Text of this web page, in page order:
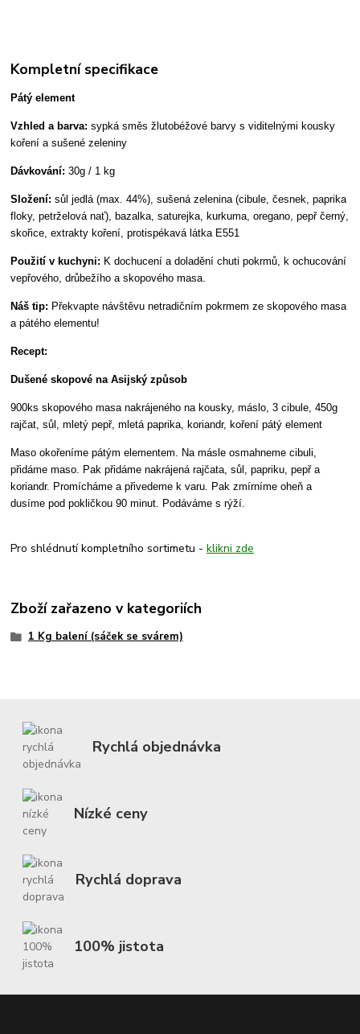
Kompletní specifikace
Pátý element
Vzhled a barva: sypká směs žlutobéžové barvy s viditelnými kousky
koření a sušené zeleniny
Dávkování: 30g / 1 kg
Složení: sůl jedlá (max. 44%), sušená zelenina (cibule, česnek, paprika
floky, petrželová nať), bazalka, saturejka, kurkuma, oregano, pepř černý,
skořice, extrakty koření, protispékavá látka E551
Použití v kuchyni: K dochucení a doladění chuti pokrmů, k ochucování
vepřového, drůbežího a skopového masa.
Náš tip: Překvapte návštěvu netradičním pokrmem ze skopového masa
a pátého elementu!
Recept:
Dušené skopové na Asijský způsob
900ks skopového masa nakrájeného na kousky, máslo, 3 cibule, 450g
rajčat, sůl, mletý pepř, mletá paprika, koriandr, koření pátý element
Maso okořeníme pátým elementem. Na másle osmahneme cibuli,
přidáme maso. Pak přidáme nakrájená rajčata, sůl, papriku, pepř a
koriandr. Promícháme a přivedeme k varu. Pak zmírníme oheň a
dusíme pod pokličkou 90 minut. Podáváme s rýží.
Pro shlédnutí kompletního sortimetu -klikni zde
Zboží zařazeno v kategoriích
1 Kg balení (sáček se svárem)
Rychlá objednávka
Nízké ceny
Rychlá doprava
100% jistota